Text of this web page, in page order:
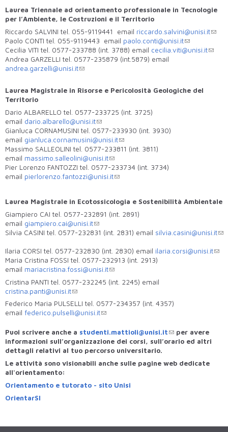
Laurea Triennale ad orientamento professionale in Tecnologie
per l’Ambiente, le Costruzioni e il Territorio
Riccardo SALVINI tel. 055-9119441 email riccardo.salvini@unisi.it
Paolo CONTI tel. 055-9119443 email paolo.conti@unisi.it
Cecilia VITI tel. 0577-233788 (int. 3788) email cecilia.viti@unisi.it
Andrea GARZELLI tel. 0577-235879 (int.5879) email
andrea.garzelli@unisi.it
Laurea Magistrale in Risorse e Pericolosità Geologiche del
Territorio
Dario ALBARELLO tel. 0577-233725 (int. 3725)
email dario.albarello@unisi.it
Gianluca CORNAMUSINI tel. 0577-233930 (int. 3930)
email gianluca.cornamusini@unisi.it
Massimo SALLEOLINI tel. 0577-233811 (int. 3811)
email massimo.salleolini@unisi.it
Pier Lorenzo FANTOZZI tel. 0577-233734 (int. 3734)
email pierlorenzo.fantozzi@unisi.it
Laurea Magistrale in Ecotossicologia e Sostenibilità Ambientale
Giampiero CAI tel. 0577-232891 (int. 2891)
email giampiero.cai@unisi.it
Silvia CASINI tel. 0577-232831 (int. 2831) email silvia.casini@unisi.it
Ilaria CORSI tel. 0577-232830 (int. 2830) email ilaria.corsi@unisi.it
Maria Cristina FOSSI tel. 0577-232913 (int. 2913)
email mariacristina.fossi@unisi.it
Cristina PANTI tel. 0577-232245 (int. 2245) email
cristina.panti@unisi.it
Federico Maria PULSELLI tel. 0577-234357 (int. 4357)
email federico.pulselli@unisi.it
Puoi scrivere anche a studenti.mattioli@unisi.it
per avere
informazioni sull’organizzazione dei corsi, sull’orario ed altri
dettagli relativi al tuo percorso universitario.
Le attività sono visionabili anche sulle pagine web dedicate
all'orientamento:
Orientamento e tutorato - sito Unisi
OrientarSI